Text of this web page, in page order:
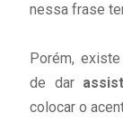
nessa frase
Porém,
de dar
colocar o